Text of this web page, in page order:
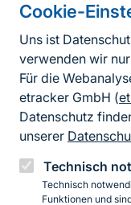
Cookie-
Uns ist
verwenden wir
Für die
etracker GmbH (
Datenschutz
unserer
Technisch
Technisch
Funktionen und